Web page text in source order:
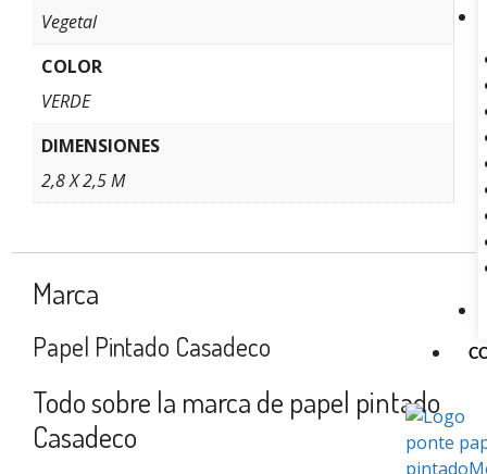
Vegetal
COLOR
VERDE
DIMENSIONES
2,8 X 2,5 M
Marca
Papel Pintado Casadeco
Todo sobre la marca de papel pintado
Casadeco